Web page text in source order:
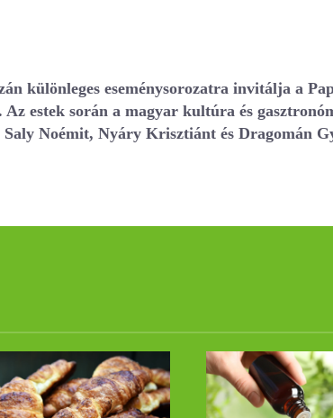
különleges eseménysorozatra invitálja a
estek során a magyar kultúra és
Noémit, Nyáry Krisztiánt és Dragomán